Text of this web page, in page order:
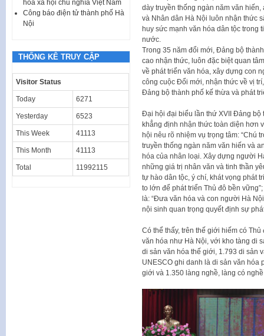
dày truyền thống ngàn năm văn
và Nhân dân Hà Nội luôn nhận thức
huy sức mạnh văn hóa dân tộc trong
nước.
Trong 35 năm đổi mới, Đảng bộ
cao nhận thức, luôn đặc biệt quan
về phát triển văn hóa, xây dựng con
công cuộc Đổi mới, nhận thức về vị
Đảng bộ thành phố kế thừa và phát
Đại hội đại biểu lần thứ XVII Đảng bộ
khẳng định nhận thức toàn diện hơn
hội nêu rõ nhiệm vụ trọng tâm: “Chú
truyền thống ngàn năm văn hiến và
hóa của nhân loại. Xây dựng người
những giá trị nhân văn và tinh thần
tự hào dân tộc, ý chí, khát vọng phát
to lớn để phát triển Thủ đô bền
là: “Đưa văn hóa và con người Hà
nội sinh quan trọng quyết định sự
Có thể thấy, trên thế giới hiếm có
văn hóa như Hà Nội, với kho tàng di
di sản văn hóa thế giới, 1.793 di sản
UNESCO ghi danh là di sản văn hóa
giới và 1.350 làng nghề, làng có
hòa xã hội chủ nghĩa Việt Nam
Công báo điện tử thành phố Hà
Nội
THỐNG KÊ TRUY CẬP
Visitor Status
Today 6271
Yesterday 6523
This Week 41113
This Month 41113
Total 11992115